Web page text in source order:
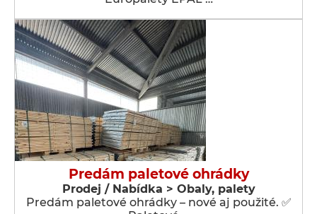
Predám paletové ohrádky
Prodej / Nabídka > Obaly, palety
Predám paletové ohrádky – nové aj použité. ✅